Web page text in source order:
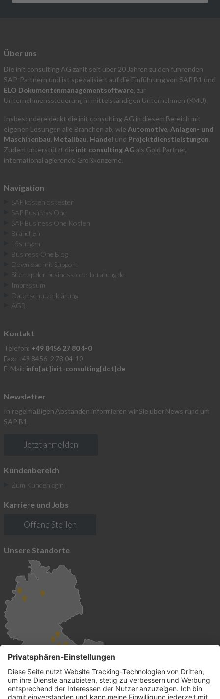
Über uns
Die init consulting AG zählt seit über 20 Jahren zu den führenden
SAP-Partnern und ist spezialisiert auf die Einführung von SAP B1 und
ELO Dokumentenmanagementsoftware, zur
Unternehmenssteuerung in mittelständigen Unternehmen (KMU).
Insbesondere deckt die init consulting AG in diesem Bereich mit
eigenen Lösungen alle Branchen ab, wie Automotive, Anlagen- und
Maschinenbau, Metallbau, Handel und Projektdienstleistungen.
Zudem unterstützt die init consulting AG als Gold Partner,
international agierende Großkonzerne.
Navigation
SAP kostenlos testen
SAP Business One
SAP Business One Kosten
Branchen
Lösungen
Business One Blog
Download init Support
Sitemap der business-one-beratung.de
Impressum
Datenschutzerklärung
AGB
Kontakt
Telefon: +49 8456 27 80 4-0
Fax: +49 8456 2 78 04-10
E-Mail: info[at]init-consulting[dot]de
Newsletter
In regelmäßigen Abständen informieren wir Sie über News rund um
SAP B1.
Jetzt anmelden
Kundenbereich
Zum Kundenlogin
Karriere und Jobs
Offene Stellen
Unsere Standorte
Global vertreten